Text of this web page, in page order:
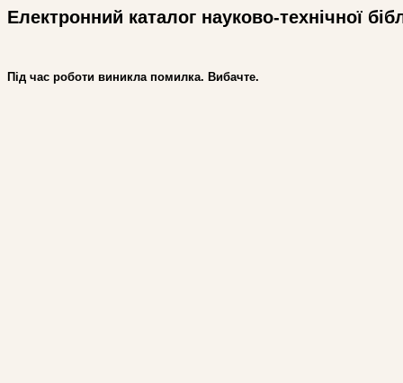
Електронний каталог науково-технічної
Під час роботи виникла помилка. Вибачте.